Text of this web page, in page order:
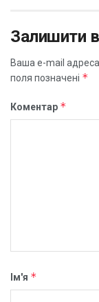
Залишити
Ваша e-mail
поля позначені *
Коментар *
Ім'я *